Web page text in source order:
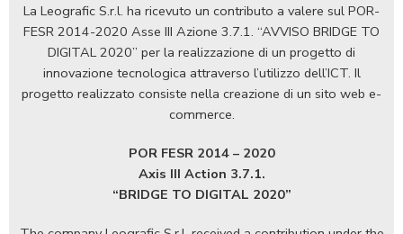
La Leografic S.r.l. ha ricevuto un contributo a valere sul POR-
FESR 2014-2020 Asse III Azione 3.7.1. “AVVISO BRIDGE TO
DIGITAL 2020” per la realizzazione di un progetto di
innovazione tecnologica attraverso l’utilizzo dell’ICT. Il
progetto realizzato consiste nella creazione di un sito web e-
commerce.
POR FESR 2014 – 2020
Axis III Action 3.7.1.
“BRIDGE TO DIGITAL 2020”